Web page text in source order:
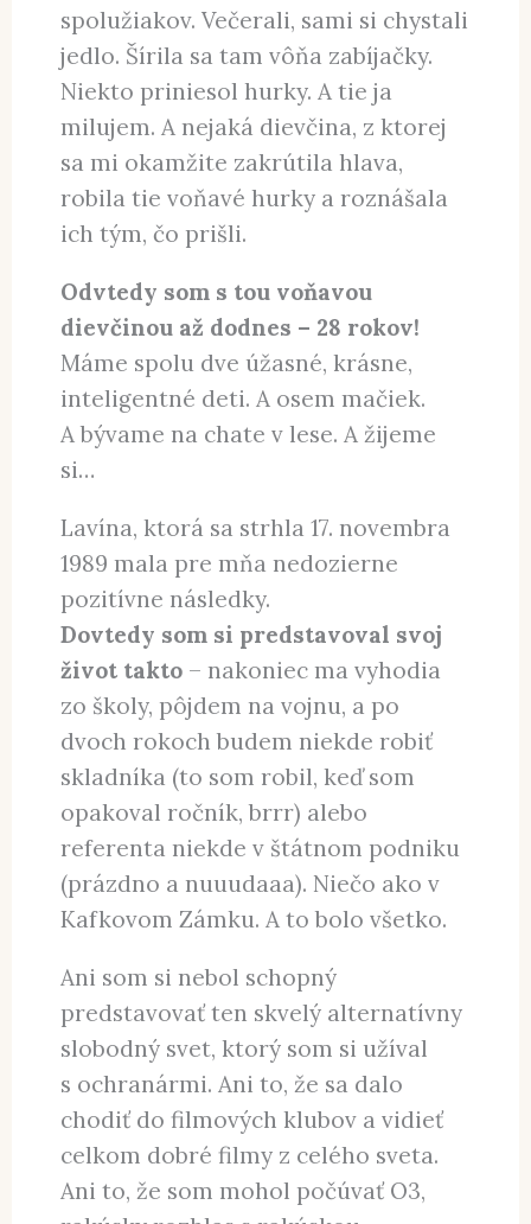
spolužiakov. Večerali, sami si chystali
jedlo. Šírila sa tam vôňa zabíjačky.
Niekto priniesol hurky. A tie ja
milujem. A nejaká dievčina, z ktorej
sa mi okamžite zakrútila hlava,
robila tie voňavé hurky a roznášala
ich tým, čo prišli.
Odvtedy som s tou voňavou
dievčinou až dodnes – 28 rokov!
Máme spolu dve úžasné, krásne,
inteligentné deti. A osem mačiek.
A bývame na chate v lese. A žijeme
si…
Lavína, ktorá sa strhla 17. novembra
1989 mala pre mňa nedozierne
pozitívne následky.
Dovtedy som si predstavoval svoj
život takto – nakoniec ma vyhodia
zo školy, pôjdem na vojnu, a po
dvoch rokoch budem niekde robiť
skladníka (to som robil, keď som
opakoval ročník, brrr) alebo
referenta niekde v štátnom podniku
(prázdno a nuuudaaa). Niečo ako v
Kafkovom Zámku. A to bolo všetko.
Ani som si nebol schopný
predstavovať ten skvelý alternatívny
slobodný svet, ktorý som si užíval
s ochranármi. Ani to, že sa dalo
chodiť do filmových klubov a vidieť
celkom dobré filmy z celého sveta.
Ani to, že som mohol počúvať O3,